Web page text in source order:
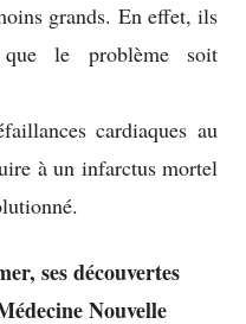
grands. En effet, ils
que le problème soit
cardiaques au
à un infarctus mortel
ses découvertes
Nouvelle